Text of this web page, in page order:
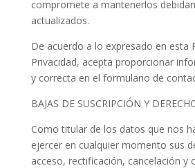
compromete a mantenerlos
actualizados.
De acuerdo a lo expresado en esta
Privacidad, acepta proporcionar
y correcta en el formulario de
BAJAS DE SUSCRIPCIÓN Y
Como titular de los datos que nos
ejercer en cualquier momento sus
acceso, rectificación, cancelación y